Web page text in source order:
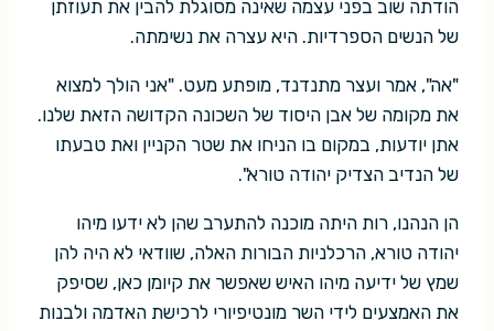
הודתה שוב בפני עצמה שאינה מסוגלת להבין את תעוזתן
של הנשים הספרדיות. היא עצרה את נשימתה.
"אה", אמר ועצר מתנדנד, מופתע מעט. "אני הולך למצוא
את מקומה של אבן היסוד של השכונה הקדושה הזאת שלנו.
אתן יודעות, במקום בו הניחו את שטר הקניין ואת טבעתו
של הנדיב הצדיק יהודה טורא".
הן הנהנו, רות היתה מוכנה להתערב שהן לא ידעו מיהו
יהודה טורא, הרכלניות הבורות האלה, שוודאי לא היה להן
שמץ של ידיעה מיהו האיש שאפשר את קיומן כאן, שסיפק
את האמצעים לידי השר מונטיפיורי לרכישת האדמה ולבנות